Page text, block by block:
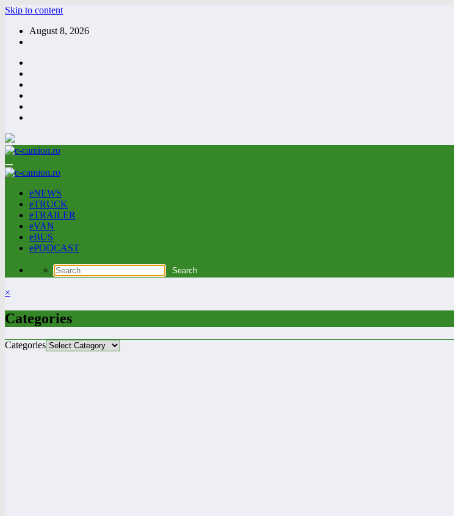
Skip to content
August 8, 2026
eNEWS
eTRUCK
eTRAILER
eVAN
eBUS
ePODCAST
×
Categories
Categories